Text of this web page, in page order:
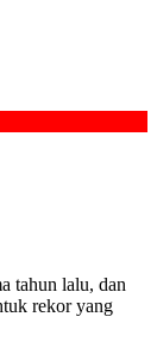
tahun lalu, dan
rekor yang